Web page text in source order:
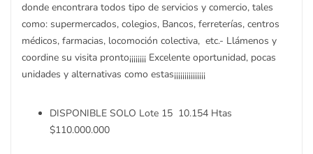
donde encontrara todos tipo de servicios y comercio, tales
como: supermercados, colegios, Bancos, ferreterías, centros
médicos, farmacias, locomoción colectiva, etc.- Llámenos y
coordine su visita pronto¡¡¡¡¡¡¡¡ Excelente oportunidad, pocas
unidades y alternativas como estas¡¡¡¡¡¡¡¡¡¡¡¡¡¡¡
DISPONIBLE SOLO Lote 15 10.154 Htas
$110.000.000